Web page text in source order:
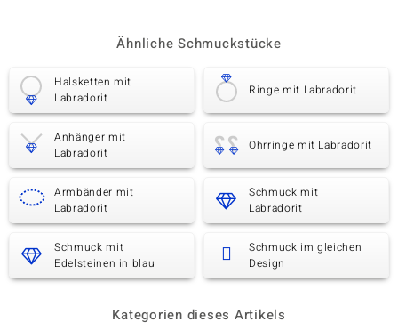
Ähnliche Schmuckstücke
Halsketten mit
Labradorit
Ringe mit Labradorit
Anhänger mit
Labradorit
Ohrringe mit Labradorit
Armbänder mit
Labradorit
Schmuck mit
Labradorit
Schmuck mit
Edelsteinen in blau
Schmuck im gleichen
Design
Kategorien dieses Artikels